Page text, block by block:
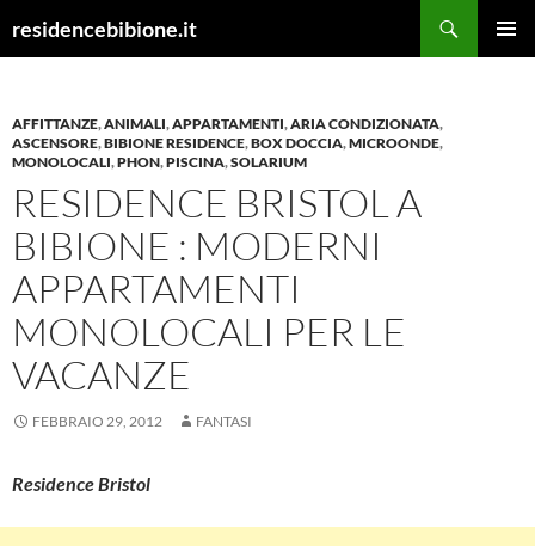
residencebibione.it
AFFITTANZE,ANIMALI,APPARTAMENTI,ARIA CONDIZIONATA,
ASCENSORE,BIBIONE RESIDENCE,BOX DOCCIA,MICROONDE,
MONOLOCALI,PHON,PISCINA,SOLARIUM
RESIDENCE BRISTOL A
BIBIONE : MODERNI
APPARTAMENTI
MONOLOCALI PER LE
VACANZE
FEBBRAIO 29, 2012 FANTASI
Residence Bristol